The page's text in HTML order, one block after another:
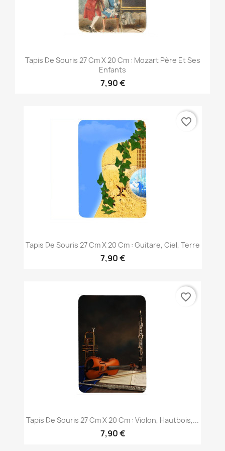
Tapis De Souris 27 Cm X 20 Cm : Mozart Père Et Ses
Enfants
7,90 €
Tapis De Souris 27 Cm X 20 Cm : Guitare, Ciel, Terre
7,90 €
favorite_border
Tapis De Souris 27 Cm X 20 Cm : Violon, Hautbois,...
7,90 €
favorite_border